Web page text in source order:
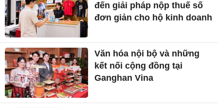
đến giải pháp nộp thuế số
đơn giản cho hộ kinh doanh
Văn hóa nội bộ và những
kết nối cộng đồng tại
Ganghan Vina